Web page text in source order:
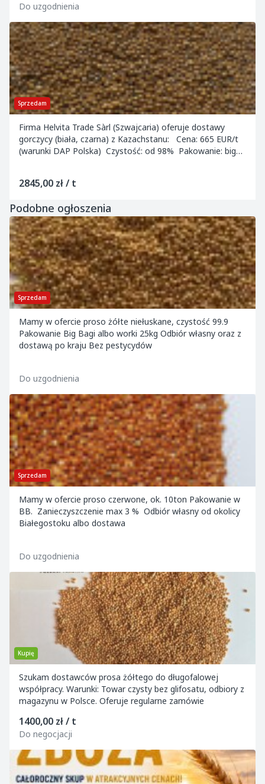
Do uzgodnienia
Sprzedam
Firma Helvita Trade Sàrl (Szwajcaria) oferuje dostawy
gorczycy (biała, czarna) z Kazachstanu: Cena: 665 EUR/t
(warunki DAP Polska) Czystość: od 98% Pakowanie: big
2845,00 zł / t
Podobne ogłoszenia
Sprzedam
Mamy w ofercie proso żółte niełuskane, czystość 99.9
Pakowanie Big Bagi albo worki 25kg Odbiór własny oraz z
dostawą po kraju Bez pestycydów
Do uzgodnienia
Sprzedam
Mamy w ofercie proso czerwone, ok. 10ton Pakowanie w
BB. Zanieczyszczenie max 3 % Odbiór własny od okolicy
Białegostoku albo dostawa
Do uzgodnienia
Kupię
Szukam dostawców prosa żółtego do długofalowej
współpracy. Warunki: Towar czysty bez glifosatu, odbiory z
magazynu w Polsce. Oferuje regularne zamówie
1400,00 zł / t
Do negocjacji